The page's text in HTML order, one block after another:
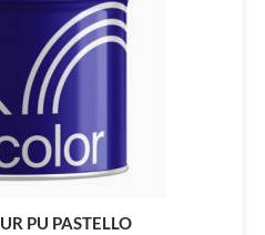
PU PASTELLO